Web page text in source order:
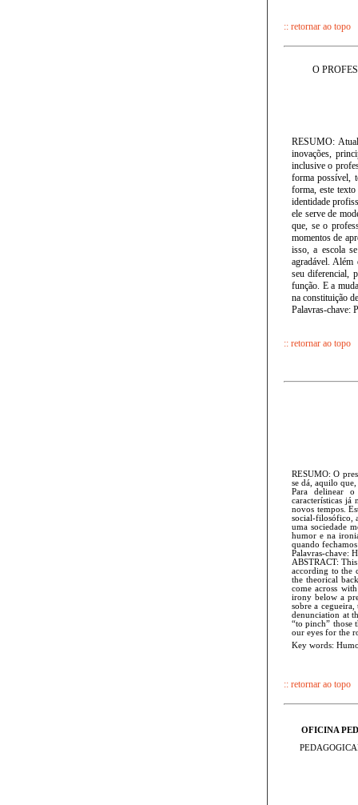
:: retornar ao topo
O
RESUMO:
inovações,
inclusive o
forma possível,
forma, este
identidade
ele serve de
que, se o
momentos de
isso, a escola
agradável. Além
seu diferencial,
função. E a
na constituição
Palavras-chave:
:: retornar ao topo
RESUMO: O
se dá, aquilo
Para delinear o
características
novos tempos.
social-filosófico,
uma sociedade
humor e na
quando
Palavras-chave:
ABSTRACT:
according to the
the theorical
come across
irony below a
sobre a
denunciation at
“to pinch” those
our eyes for the
Key words:
:: retornar ao topo
OFICINA